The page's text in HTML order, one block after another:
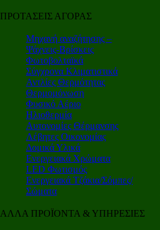
ΠΡΟΤΑΣΕΙΣ ΑΓΟΡΑΣ
Μηχανή αναζήτησης –
Ψάχνεις-Βρίσκεις
Φωτοβολταϊκά
Σύγχρονα Κλιματιστικά
Αντλίες Θερμότητας
Θερμομόνωση
Φυσικό Αέριο
Ηλιοθερμία
Αυτονομίες Θέρμανσης
Λέβητες Οικονομίας
Δομικά Υλικά
Ενεργειακά Χρώματα
LED Φωτισμός
Ενεργειακά Τζάκια/Σόμπες/
Σώματα
ΑΛΛΑ ΠΡΟΪΟΝΤΑ & ΥΠΗΡΕΣΙΕΣ